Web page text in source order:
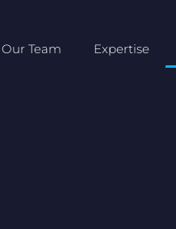
Our Team Expertise